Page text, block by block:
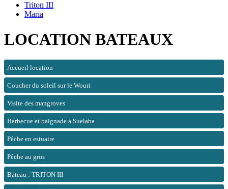
Triton III
Maria
LOCATION BATEAUX
Accueil location
Coucher du soleil sur le Wouri
Visite des mangroves
Barbecue et baignade à Suelaba
Pêche en estuaire
Pêche au gros
Bateau : TRITON III